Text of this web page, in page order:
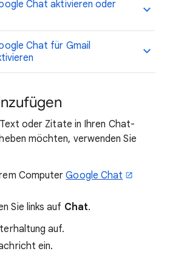
Chat aktivieren oder
Chat für Gmail
oder Zitate in Ihren Chat-
möchten, verwenden Sie
ComputerGoogle Chat
Sie links auf Chat.
auf.
ein.